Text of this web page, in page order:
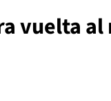
vuelta al